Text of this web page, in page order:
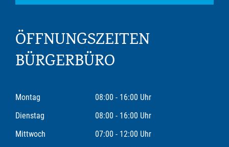
ÖFFNUNGSZEITEN
BÜRGERBÜRO
Montag
08:00 - 16:00 Uhr
Dienstag
08:00 - 16:00 Uhr
Mittwoch
07:00 - 12:00 Uhr